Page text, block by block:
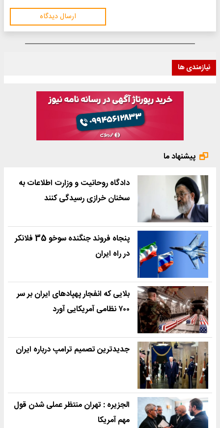
ارسال دیدگاه
ها
ما
دادگاه روحانیت و وزارت اطلاعات به
سخنان خرازی رسیدگی کنند
پنجاه فروند جنگنده سوخو 35 فلانکر
در راه ایران
بلایی که انفجار پهپادهای ایران بر سر
۷۰۰ نظامی آمریکایی آورد
جدیدترین تصمیم ترامپ درباره ایران
الجزیره : تهران منتظر عملی شدن قول
مهم آمریکا